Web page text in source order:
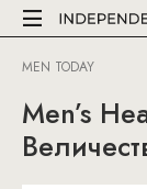
MEN TODAY
Men’s